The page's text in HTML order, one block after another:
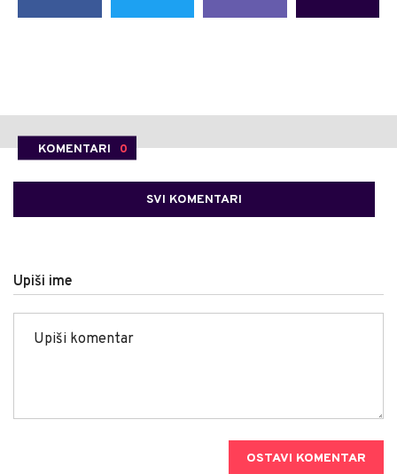
KOMENTARI 0
SVI KOMENTARI
Upiši ime
OSTAVI KOMENTAR